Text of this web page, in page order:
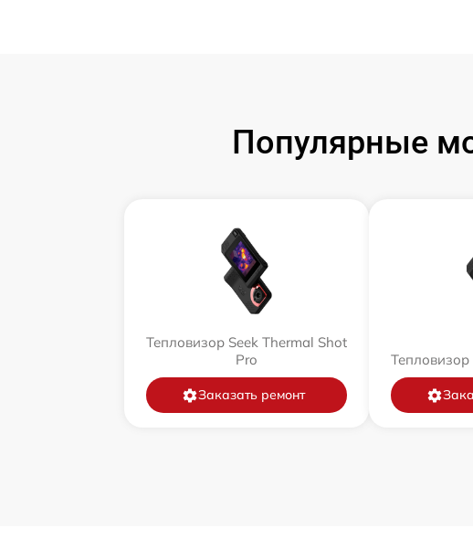
Популярные
Тепловизор Seek Thermal Shot
Pro
Заказать ремонт
Тепловизор